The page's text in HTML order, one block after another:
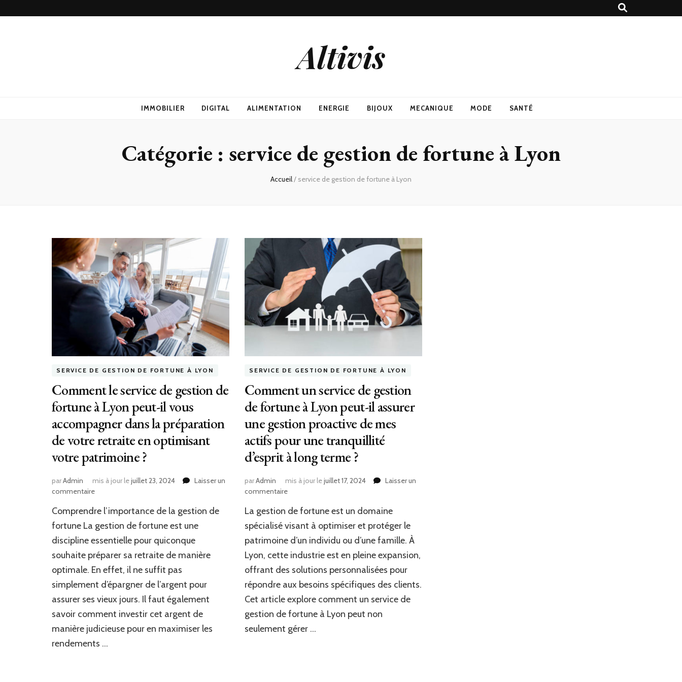
Altivis
IMMOBILIER DIGITAL ALIMENTATION ENERGIE BIJOUX MECANIQUE MODE SANTÉ
Catégorie : service de gestion de fortune à Lyon
Accueil/ service de gestion de fortune à Lyon
SERVICE DE GESTION DE FORTUNE À LYON
Comment le service de gestion de
fortune à Lyon peut-il vous
accompagner dans la préparation
de votre retraite en optimisant
votre patrimoine ?
parAdmin mis à jour lejuillet 23, 2024
Laisser un
commentairesur
le
service
de
gestion
de
fortune
Lyon
peut-
vous
accompagner
dans
Comprendre l’importance de la gestion de
fortune La gestion de fortune est une
discipline essentielle pour quiconque
souhaite préparer sa retraite de manière
optimale. En effet, il ne suffit pas
simplement d’épargner de l’argent pour
assurer ses vieux jours. Il faut également
savoir comment investir cet argent de
manière judicieuse pour en maximiser les
rendements …
SERVICE DE GESTION DE FORTUNE À LYON
Comment un service de gestion
de fortune à Lyon peut-il assurer
une gestion proactive de mes
actifs pour une tranquillité
d’esprit à long terme ?
parAdmin mis à jour lejuillet 17, 2024
Laisser un
commentairesur
un
service
gestion
de
fortune
Lyon
peut-
il
assurer
une
La gestion de fortune est un domaine
spécialisé visant à optimiser et protéger le
patrimoine d’un individu ou d’une famille. À
Lyon, cette industrie est en pleine expansion,
offrant des solutions personnalisées pour
répondre aux besoins spécifiques des clients.
Cet article explore comment un service de
gestion de fortune à Lyon peut non
seulement gérer …